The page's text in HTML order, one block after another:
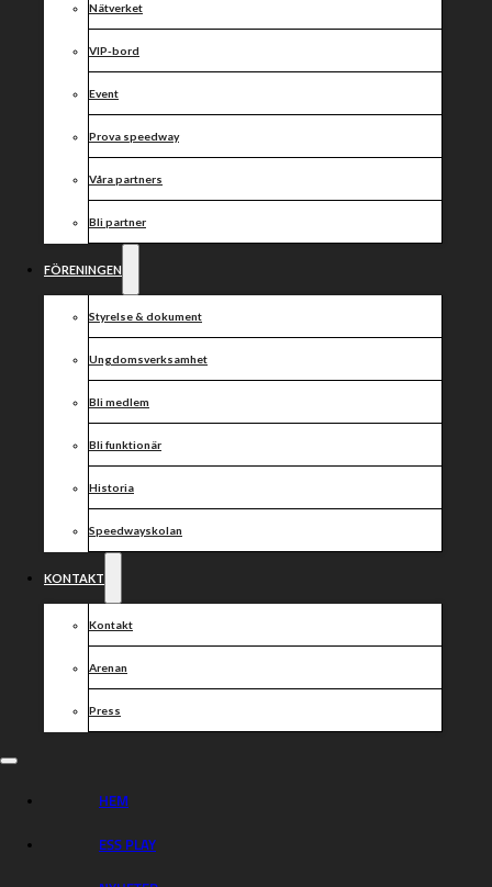
Nätverket
VIP-bord
Event
Prova speedway
Våra partners
Bli partner
FÖRENINGEN
Styrelse & dokument
Ungdomsverksamhet
Bli medlem
Bli funktionär
Historia
Speedwayskolan
KONTAKT
Kontakt
Arenan
Press
HEM
ESS PLAY